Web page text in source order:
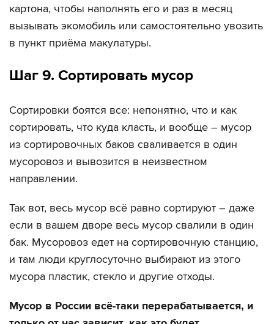
картона, чтобы наполнять его и раз в месяц
вызывать экомобиль или самостоятельно увозить
в пункт приёма макулатуры.
Шаг 9. Сортировать мусор
Сортировки боятся все: непонятно, что и как
сортировать, что куда класть, и вообще – мусор
из сортировочных баков сваливается в один
мусоровоз и вывозится в неизвестном
направлении.
Так вот, весь мусор всё равно сортируют – даже
если в вашем дворе весь мусор свалили в один
бак. Мусоровоз едет на сортировочную станцию,
и там люди круглосуточно выбирают из этого
мусора пластик, стекло и другие отходы.
Мусор в России всё-таки перерабатывается, и